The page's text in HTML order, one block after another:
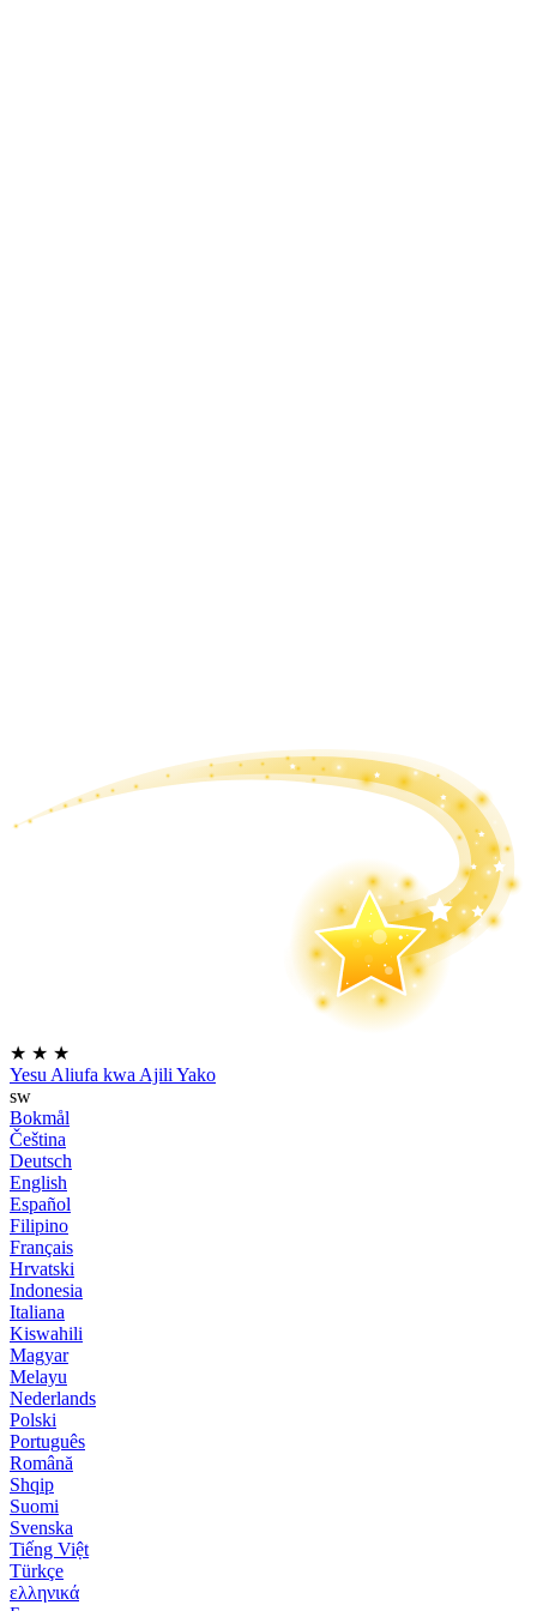
★ ★ ★
Yesu Aliufa kwa Ajili Yako
sw
Bokmål
Čeština
Deutsch
English
Español
Filipino
Français
Hrvatski
Indonesia
Italiana
Kiswahili
Magyar
Melayu
Nederlands
Polski
Português
Română
Shqip
Suomi
Svenska
Tiếng Việt
Türkçe
ελληνικά